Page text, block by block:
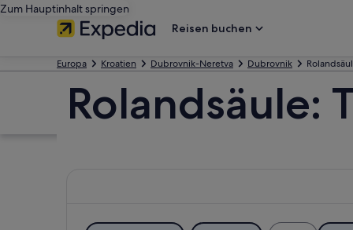
Zum Hauptinhalt springen
Reisen buchen
Europa Kroatien Dubrovnik-Neretva Dubrovnik
Rolandsäule: